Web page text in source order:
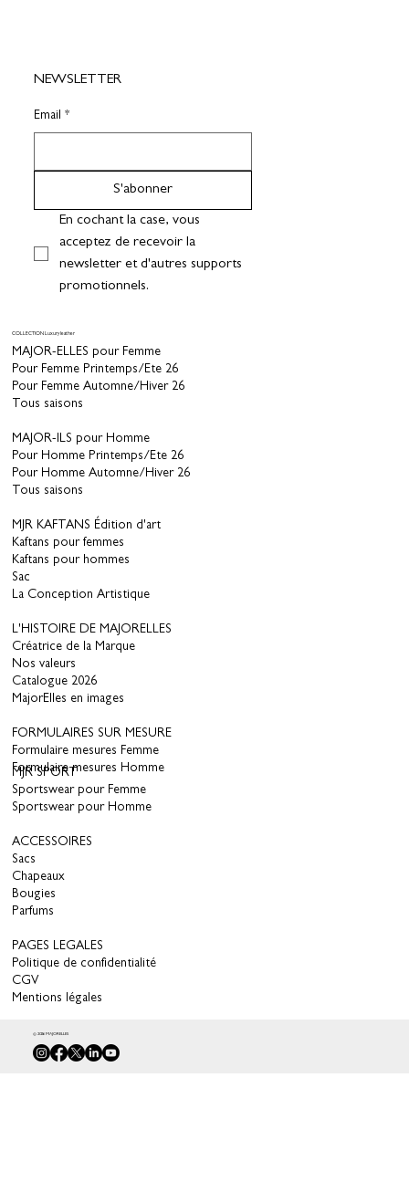
COLLECTION Luxury leather
MAJOR-ELLES pour Femme
Pour Femme Printemps/Ete 26
Pour Femme Automne/Hiver 26
Tous saisons
MAJOR-ILS pour Homme
Pour Homme Printemps/Ete 26
Pour Homme Automne/Hiver 26
Tous saisons
MJR KAFTANS Édition d'art
Kaftans pour femmes
Kaftans pour hommes
Sac
La Conception Artistique
L'HISTOIRE DE MAJORELLES
Créatrice de la Marque
Nos valeurs
Catalogue 2026
MajorElles en images
FORMULAIRES SUR MESURE
Formulaire mesures Femme
Formulaire mesures Homme
MJR SPORT
Sportswear pour Femme
Sportswear pour Homme
ACCESSOIRES
Sacs
Chapeaux
Bougies
Parfums
PAGES LEGALES
Politique de confidentialité
CGV
Mentions légales
NEWSLETTER
Email *
S'abonner
En cochant la case, vous
acceptez de recevoir la
newsletter et d'autres supports
promotionnels.
© 2026 MAJORELLES